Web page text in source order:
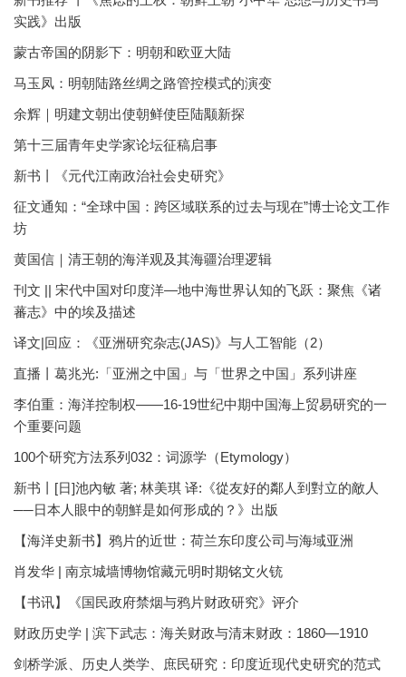
实践》出版
蒙古帝国的阴影下：明朝和欧亚大陆
马玉凤：明朝陆路丝绸之路管控模式的演变
余辉｜明建文朝出使朝鲜使臣陆颙新探
第十三届青年史学家论坛征稿启事
新书丨《元代江南政治社会史研究》
征文通知：“全球中国：跨区域联系的过去与现在”博士论文工作
坊
黄国信｜清王朝的海洋观及其海疆治理逻辑
刊文 || 宋代中国对印度洋—地中海世界认知的飞跃：聚焦《诸
蕃志》中的埃及描述
译文|回应：《亚洲研究杂志(JAS)》与人工智能（2）
直播丨葛兆光:「亚洲之中国」与「世界之中国」系列讲座
李伯重：海洋控制权——16-19世纪中期中国海上贸易研究的一
个重要问题
100个研究方法系列032：词源学（Etymology）
新书丨[日]池內敏 著; 林美琪 译:《從友好的鄰人到對立的敵人
──日本人眼中的朝鮮是如何形成的？》出版
【海洋史新书】鸦片的近世：荷兰东印度公司与海域亚洲
肖发华 | 南京城墙博物馆藏元明时期铭文火铳
【书讯】《国民政府禁烟与鸦片财政研究》评介
财政历史学 | 滨下武志：海关财政与清末财政：1860—1910
剑桥学派、历史人类学、庶民研究：印度近现代史研究的范式